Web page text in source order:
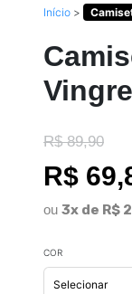
Início >
R$ 89,90
R$
ou 3x de R$
COR